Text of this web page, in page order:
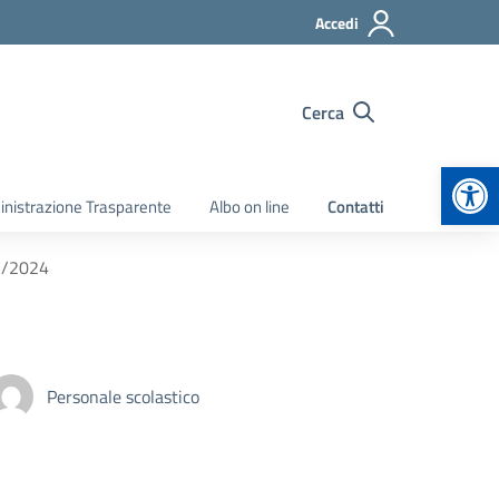
Accedi
Cerca
Trasparente Albo on line Contatti
2024
Personale scolastico